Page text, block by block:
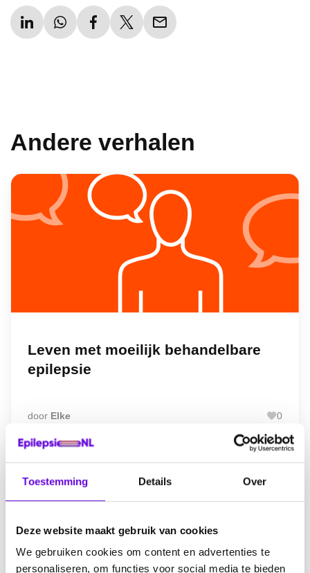
Toestemming Details Over
Deze website maakt gebruik van cookies
We gebruiken cookies om content en advertenties te
personaliseren, om functies voor social media te bieden
Andere verhalen
Leven met moeilijk behandelbare
epilepsie
door Elke 0
Meer info